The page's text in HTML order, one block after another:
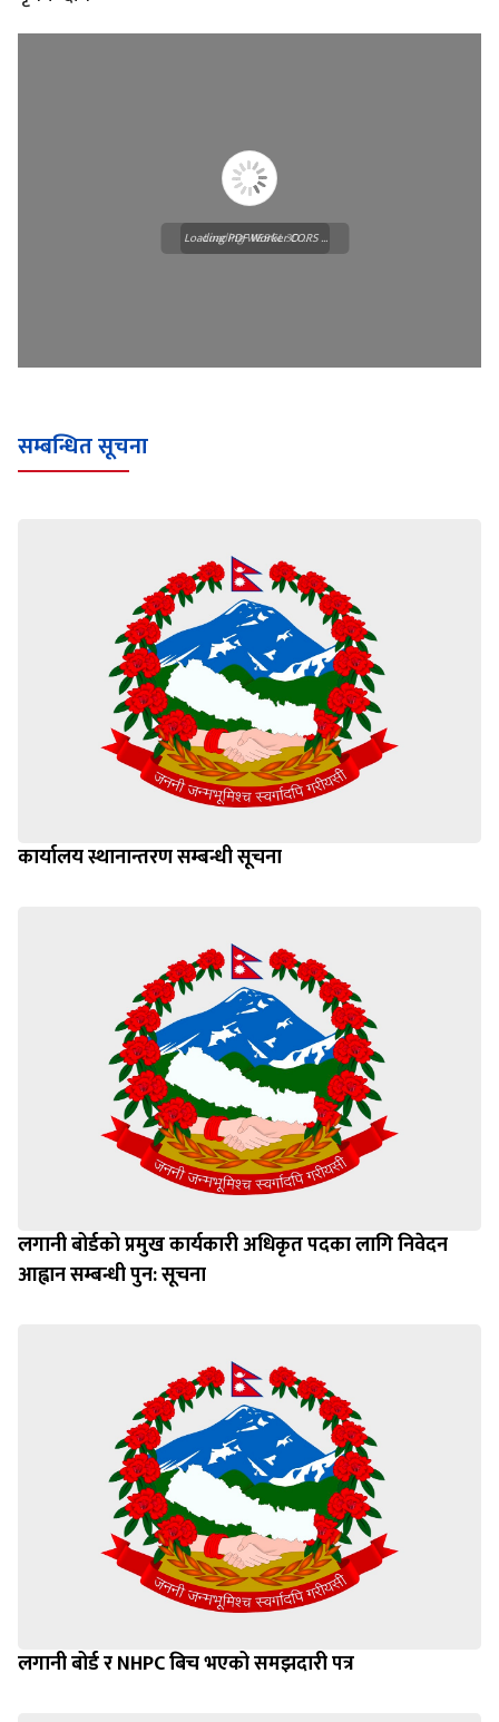
Loading WEBGL 3D ...
Loading PDF Worker CORS ...
सम्बन्धित सूचना
कार्यालय स्थानान्तरण सम्बन्धी सूचना
लगानी बोर्डको प्रमुख कार्यकारी अधिकृत पदका लागि निवेदन
आह्वान सम्बन्धी पुन: सूचना
लगानी बोर्ड र NHPC बिच भएको समझदारी पत्र